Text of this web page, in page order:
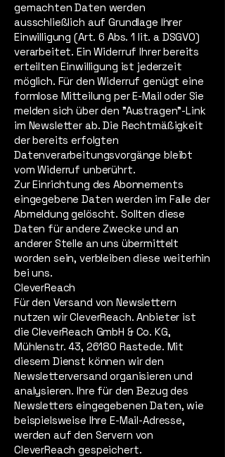
gemachten Daten werden
ausschließlich auf Grundlage Ihrer
Einwilligung (Art. 6 Abs. 1 lit. a DSGVO)
verarbeitet. Ein Widerruf Ihrer bereits
erteilten Einwilligung ist jederzeit
möglich. Für den Widerruf genügt eine
formlose Mitteilung per E-Mail oder Sie
melden sich über den "Austragen"-Link
im Newsletter ab. Die Rechtmäßigkeit
der bereits erfolgten
Datenverarbeitungsvorgänge bleibt
vom Widerruf unberührt.
Zur Einrichtung des Abonnements
eingegebene Daten werden im Falle der
Abmeldung gelöscht. Sollten diese
Daten für andere Zwecke und an
anderer Stelle an uns übermittelt
worden sein, verbleiben diese weiterhin
bei uns.
CleverReach
Für den Versand von Newslettern
nutzen wir CleverReach. Anbieter ist
die CleverReach GmbH & Co. KG,
Mühlenstr. 43, 26180 Rastede. Mit
diesem Dienst können wir den
Newsletterversand organisieren und
analysieren. Ihre für den Bezug des
Newsletters eingegebenen Daten, wie
beispielsweise Ihre E-Mail-Adresse,
werden auf den Servern von
CleverReach gespeichert.